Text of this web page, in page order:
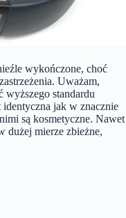
wykończone, choć
Uważam,
wyższego standardu
jak w znacznie
są kosmetyczne. Nawet
dużej mierze zbieżne,